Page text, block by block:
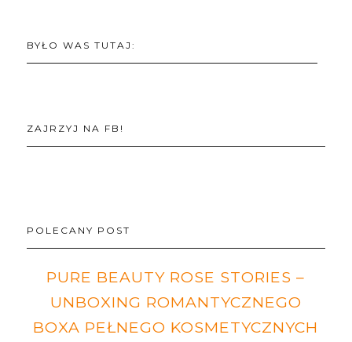
BYŁO WAS TUTAJ:
ZAJRZYJ NA FB!
POLECANY POST
PURE BEAUTY ROSE STORIES –
UNBOXING ROMANTYCZNEGO
BOXA PEŁNEGO KOSMETYCZNYCH